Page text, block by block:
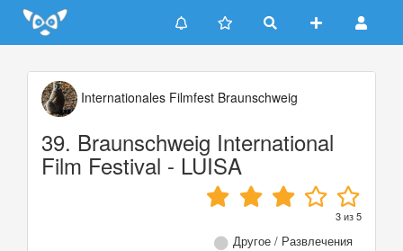
Update cookies preferences
Internationales Filmfest Braunschweig
39. Braunschweig International
Film Festival - LUISA
3из5
Другое / Развлечения